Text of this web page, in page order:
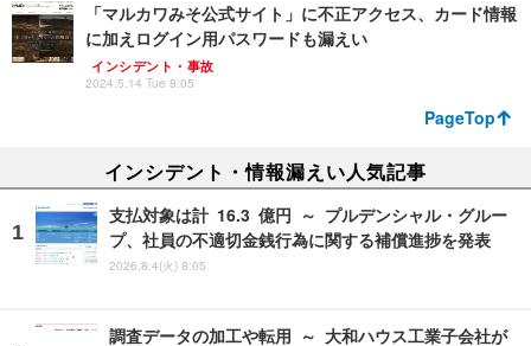
「マルカワみそ公式サイト」に不正アクセス、カード情報
に加えログイン用パスワードも漏えい
インシデント・事故
2024.5.14 Tue 8:05
PageTop
インシデント・情報漏えい人気記事
支払対象は計 16.3 億円 ～ プルデンシャル・グルー
プ、社員の不適切金銭行為に関する補償進捗を発表
2026.8.4(火) 8:05
調査データの加工や転用 ～ 大和ハウス工業子会社が